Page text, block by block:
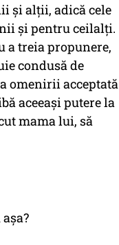
și alții, adică cele
și pentru ceilalți.
a treia propunere,
condusă de
omenirii acceptată
aceeași putere la
mama lui, să